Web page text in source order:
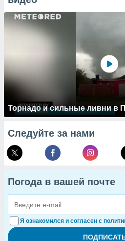
Торнадо и сильные ливни в
Следуйте за нами
Погода в вашей почте
Я ознакомился и согласен с